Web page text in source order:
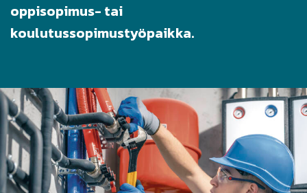
oppisopimus- tai
koulutussopimustyöpaikka.